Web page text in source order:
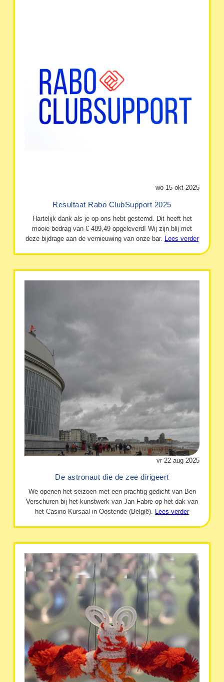
wo 15 okt 2025
Resultaat Rabo ClubSupport 2025
Hartelijk dank als je op ons hebt gestemd. Dit heeft het
mooie bedrag van € 489,49 opgeleverd! Wij zijn blij met
deze bijdrage aan de vernieuwing van onze bar. Lees verder
vr 22 aug 2025
De astronaut die de zee dirigeert
We openen het seizoen met een prachtig gedicht van Ben
Verschuren bij het kunstwerk van Jan Fabre op het dak van
het Casino Kursaal in Oostende (België). Lees verder